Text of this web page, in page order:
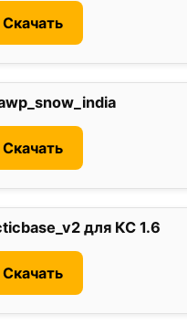
Скачать
Скачать
для КС 1.6
Скачать